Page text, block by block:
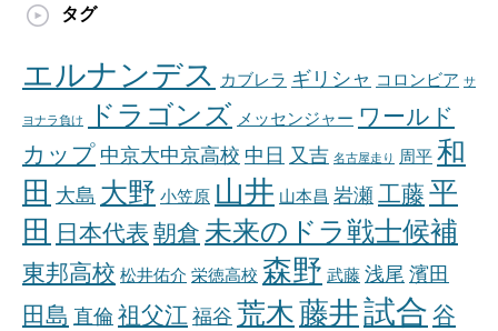
タグ
エルナンデス カブレラ ギリシャ コロンビア サ
ヨナラ負け ドラゴンズ メッセンジャー ワールド
カップ 中京大中京高校 中日 又吉 名古屋走り 周平 和
田 大島 大野 小笠原 山井 山本昌 岩瀬工藤 平
田
日本代表 朝倉 未来のドラ戦士候補
東邦高校 松井佑介 栄徳高校 森野 武藤 浅尾 濱田
田島 直倫 祖父江 福谷 荒木藤井試合 谷